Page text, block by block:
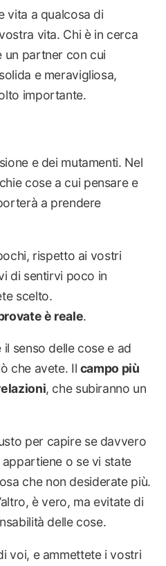
vita a qualcosa di
vita. Chi è in cerca
un partner con cui
e meravigliosa,
importante.
e dei mutamenti. Nel
cose a cui pensare e
a prendere
rispetto ai vostri
di sentirvi poco in
scelto.
è reale.
senso delle cose e ad
che avete. Il campo più
, che subiranno un
per capire se davvero
o se vi state
che non desiderate più.
è vero, ma evitate di
delle cose.
voi, e ammettete i vostri